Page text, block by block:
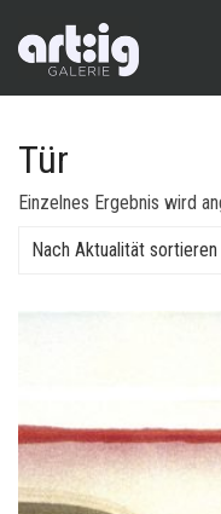
Tür
Einzelnes Ergebnis wird
Nach Aktualität sortieren